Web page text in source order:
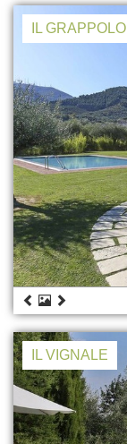
IL GRAPPOLO
IL VIGNALE